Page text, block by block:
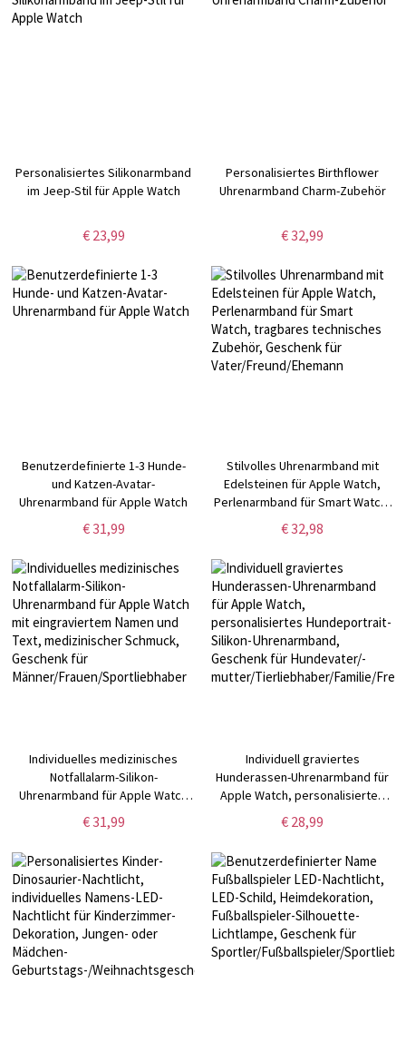
Personalisiertes Silikonarmband
im Jeep-Stil für Apple Watch
€ 23,99
Personalisiertes Birthflower
Uhrenarmband Charm-Zubehör
€ 32,99
Benutzerdefinierte 1-3 Hunde-
und Katzen-Avatar-
Uhrenarmband für Apple Watch
€ 31,99
Stilvolles Uhrenarmband mit
Edelsteinen für Apple Watch,
Perlenarmband für Smart Watch,
tragbares technisches Zubehör,
Geschenk für
€ 32,98
Individuelles medizinisches
Notfallalarm-Silikon-
Uhrenarmband für Apple Watch
mit eingraviertem Namen und
Text, medizinischer Schmuck,
Männer/Frauen/Sportliebhaber
€ 31,99
Individuell graviertes
Hunderassen-Uhrenarmband für
Apple Watch, personalisiertes
Hundeportrait-Silikon-
Uhrenarmband, Geschenk für
mutter/Tierliebhaber/Familie/
€ 28,99